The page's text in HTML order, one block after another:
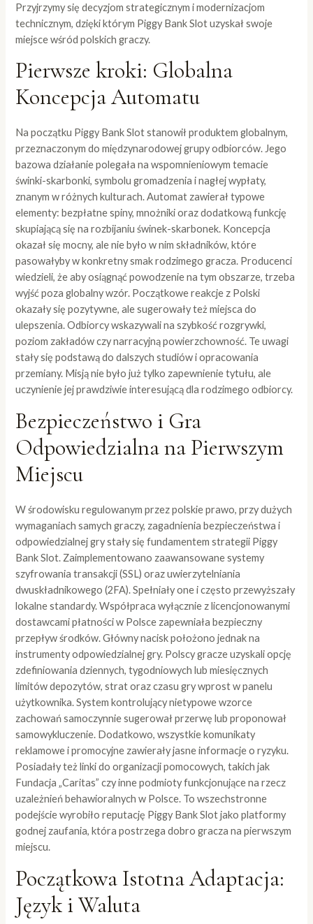
Przyjrzymy się decyzjom strategicznym i modernizacjom
technicznym, dzięki którym Piggy Bank Slot uzyskał swoje
miejsce wśród polskich graczy.
Pierwsze kroki: Globalna
Koncepcja Automatu
Na początku Piggy Bank Slot stanowił produktem globalnym,
przeznaczonym do międzynarodowej grupy odbiorców. Jego
bazowa działanie polegała na wspomnieniowym temacie
świnki-skarbonki, symbolu gromadzenia i nagłej wypłaty,
znanym w różnych kulturach. Automat zawierał typowe
elementy: bezpłatne spiny, mnożniki oraz dodatkową funkcję
skupiającą się na rozbijaniu świnek-skarbonek. Koncepcja
okazał się mocny, ale nie było w nim składników, które
pasowałyby w konkretny smak rodzimego gracza. Producenci
wiedzieli, że aby osiągnąć powodzenie na tym obszarze, trzeba
wyjść poza globalny wzór. Początkowe reakcje z Polski
okazały się pozytywne, ale sugerowały też miejsca do
ulepszenia. Odbiorcy wskazywali na szybkość rozgrywki,
poziom zakładów czy narracyjną powierzchowność. Te uwagi
stały się podstawą do dalszych studiów i opracowania
przemiany. Misją nie było już tylko zapewnienie tytułu, ale
uczynienie jej prawdziwie interesującą dla rodzimego odbiorcy.
Bezpieczeństwo i Gra
Odpowiedzialna na Pierwszym
Miejscu
W środowisku regulowanym przez polskie prawo, przy dużych
wymaganiach samych graczy, zagadnienia bezpieczeństwa i
odpowiedzialnej gry stały się fundamentem strategii Piggy
Bank Slot. Zaimplementowano zaawansowane systemy
szyfrowania transakcji (SSL) oraz uwierzytelniania
dwuskładnikowego (2FA). Spełniały one i często przewyższały
lokalne standardy. Współpraca wyłącznie z licencjonowanymi
dostawcami płatności w Polsce zapewniała bezpieczny
przepływ środków. Główny nacisk położono jednak na
instrumenty odpowiedzialnej gry. Polscy gracze uzyskali opcję
zdefiniowania dziennych, tygodniowych lub miesięcznych
limitów depozytów, strat oraz czasu gry wprost w panelu
użytkownika. System kontrolujący nietypowe wzorce
zachowań samoczynnie sugerował przerwę lub proponował
samowykluczenie. Dodatkowo, wszystkie komunikaty
reklamowe i promocyjne zawierały jasne informacje o ryzyku.
Posiadały też linki do organizacji pomocowych, takich jak
Fundacja „Caritas” czy inne podmioty funkcjonujące na rzecz
uzależnień behawioralnych w Polsce. To wszechstronne
podejście wyrobiło reputację Piggy Bank Slot jako platformy
godnej zaufania, która postrzega dobro gracza na pierwszym
miejscu.
Początkowa Istotna Adaptacja:
Język i Waluta